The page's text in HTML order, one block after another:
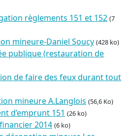
règlements 151 et 152 (7
mineure-Daniel Soucy (428 ko)
publique (restauration de
de faire des feux durant tout
mineure A.Langlois (56,6 Ko)
d’emprunt 151 (26 ko)
2014 (6 ko)